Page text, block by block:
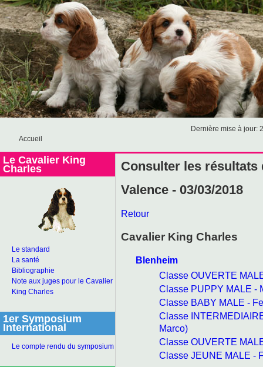
Accueil
Dernière mise à jour:
Le Cavalier King
Charles
Le standard
La santé
Bibliographie
Note aux juges pour le Cavalier
King Charles
1er Symposium
International
Le compte rendu du symposium
Consulter les résultats
Valence - 03/03/2018
Retour
Cavalier King Charles
Blenheim
Classe OUVERTE
Classe PUPPY MALE -
Classe BABY MALE -
Classe
Marco)
Classe OUVERTE
Classe JEUNE MALE -